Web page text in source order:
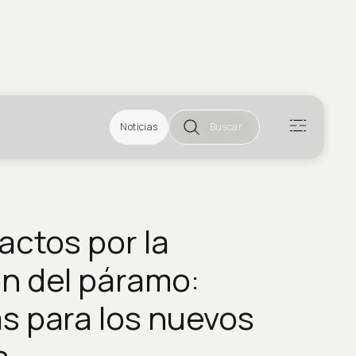
Noticias Buscar
por la
del páramo:
para los nuevos